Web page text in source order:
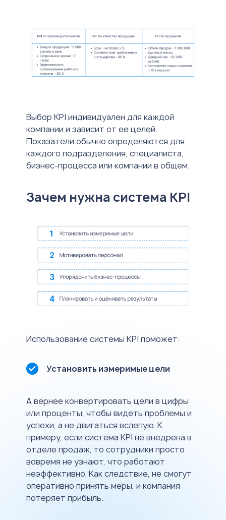
Выбор KPI индивидуален для каждой
компании и зависит от ее целей.
Показатели обычно определяются для
каждого подразделения, специалиста,
бизнес-процесса или компании в общем.
Зачем нужна система KPI
Использование системы KPI поможет:
Установить измеримые цели
А вернее конвертировать цели в цифры
или проценты, чтобы видеть проблемы и
успехи, а не двигаться вслепую. К
примеру, если система KPI не внедрена в
отделе продаж, то сотрудники просто
вовремя не узнают, что работают
неэффективно. Как следствие, не смогут
оперативно принять меры, и компания
потеряет прибыль.